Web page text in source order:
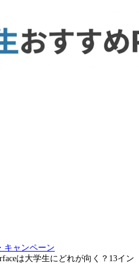
キャンペーン
は大学生にどれが向く？13イン